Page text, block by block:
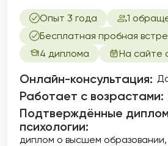
Опыт 3 года
1
Бесплатная пробная
4 диплома
На сайте
Онлайн-консультация:
Работает с возрастами:
Подтверждённые
психологии:
диплом о высшем образовании